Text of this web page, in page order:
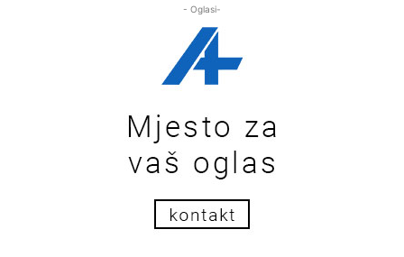
- Oglasi-